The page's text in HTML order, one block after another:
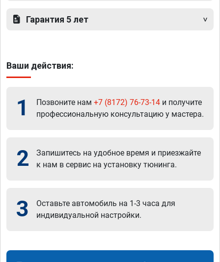
Гарантия 5 лет
Ваши действия:
1 Позвоните нам +7 (8172) 76-73-14 и получите
профессиональную консультацию у мастера.
2
Запишитесь на удобное время и приезжайте
к нам в сервис на установку тюнинга.
3
Оставьте автомобиль на 1-3 часа для
индивидуальной настройки.